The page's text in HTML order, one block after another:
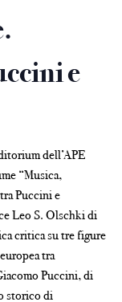
e
dell’APE
“Musica,
Puccini e
Leo S. Olschki di
critica su tre figure
tra
Puccini, di
storico di